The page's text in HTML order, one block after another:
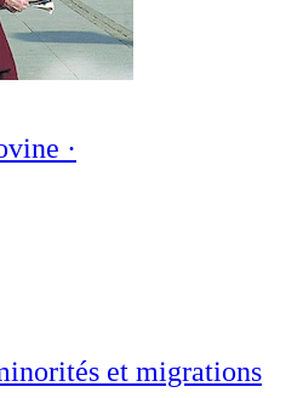
·
et migrations